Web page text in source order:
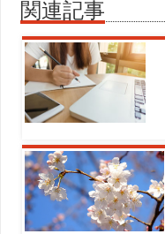
関連記事